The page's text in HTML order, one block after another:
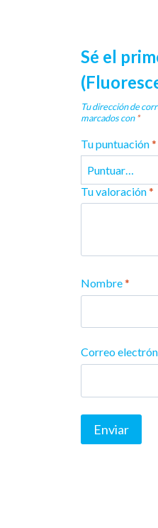
Sé el
Tu dirección de
marcados con*
Tu puntuación*
Tu valoración*
Nombre*
Correo